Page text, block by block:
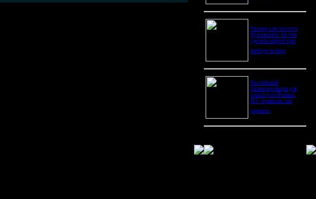
Размер или чистота
бриллианта: на чем
сделать акцент при
выборе кольца
Российский
балансировщик для
отказоустойчивых
ИТ-сервисов: как
оценить